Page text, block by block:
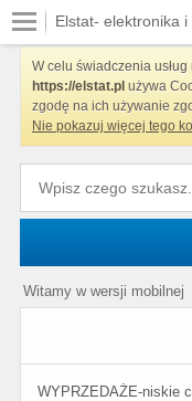
W celu świadczenia
https://elstat.pl używa
zgodę na ich używanie
Nie pokazuj więcej tego
Witamy w wersji mobilnej
WYPRZEDAŻE-niskie